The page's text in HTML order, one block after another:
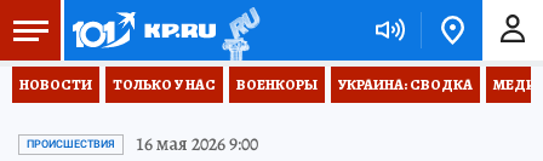
НОВОСТИ ТОЛЬКО У НАС ВОЕНКОРЫ УКРАИНА: СВОДКА
ПРОИСШЕСТВИЯ 16 мая 2026 9:00